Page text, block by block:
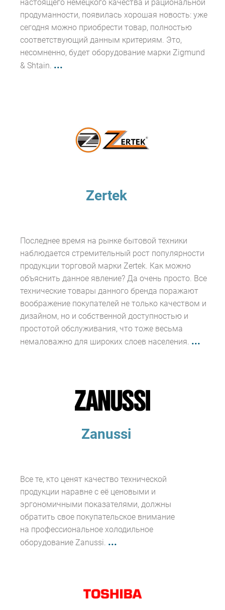
настоящего немецкого качества и рациональной
продуманности, появилась хорошая новость: уже
сегодня можно приобрести товар, полностью
соответствующий данным критериям. Это,
несомненно, будет оборудование марки Zigmund
& Shtain. ...
Zertek
Последнее время на рынке бытовой техники
наблюдается стремительный рост популярности
продукции торговой марки Zertek. Как можно
объяснить данное явление? Да очень просто. Все
технические товары данного бренда поражают
воображение покупателей не только качеством и
дизайном, но и собственной доступностью и
простотой обслуживания, что тоже весьма
немаловажно для широких слоев населения. ...
Zanussi
Все те, кто ценят качество технической
продукции наравне с её ценовыми и
эргономичными показателями, должны
обратить свое покупательское внимание
на профессиональное холодильное
оборудование Zanussi. ...